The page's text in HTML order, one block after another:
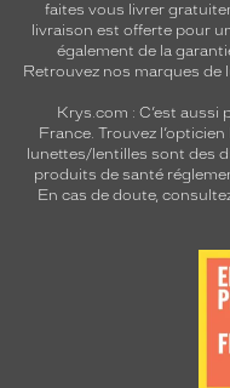
faites vous livrer
livraison est offerte pour
également de la
Retrouvez nos marques de
Krys.com : C’est
France. Trouvez
lunettes/lentilles sont des
produits de santé
En cas de doute,